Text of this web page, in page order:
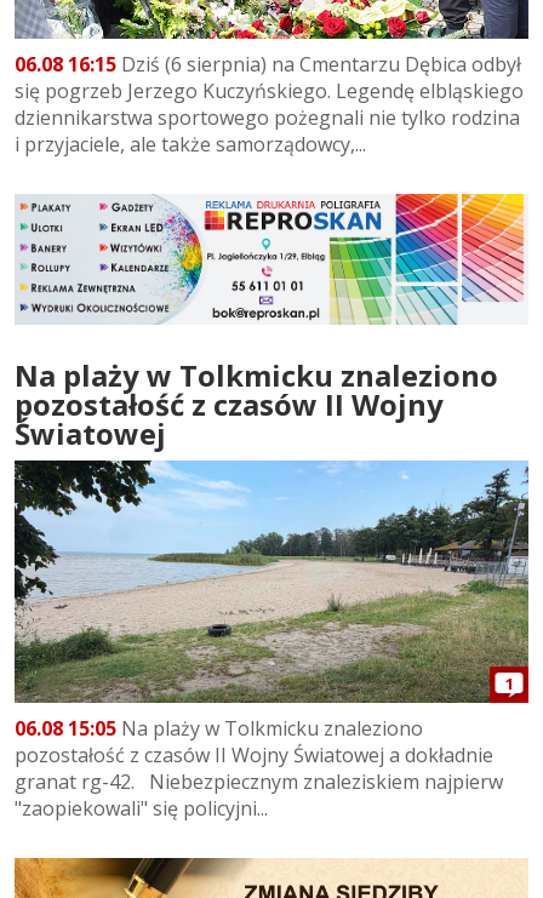
06.08 16:15 Dziś (6 sierpnia) na Cmentarzu Dębica odbył
się pogrzeb Jerzego Kuczyńskiego. Legendę elbląskiego
dziennikarstwa sportowego pożegnali nie tylko rodzina
i przyjaciele, ale także samorządowcy,...
Na plaży w Tolkmicku znaleziono
pozostałość z czasów II Wojny
Światowej
1
06.08 15:05 Na plaży w Tolkmicku znaleziono
pozostałość z czasów II Wojny Światowej a dokładnie
granat rg-42. Niebezpiecznym znaleziskiem najpierw
"zaopiekowali" się policyjni...